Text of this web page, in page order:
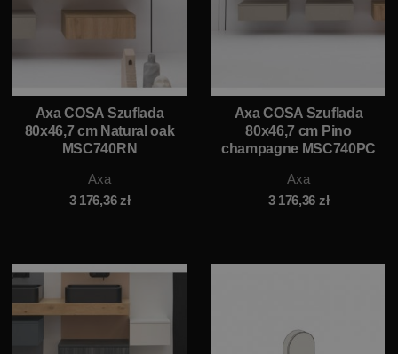
Axa COSA Szuflada
80x46,7 cm Natural oak
MSC740RN
Axa
3 176,36zł
Axa COSA Szuflada
80x46,7 cm Pino
champagne MSC740PC
Axa
3 176,36 zł